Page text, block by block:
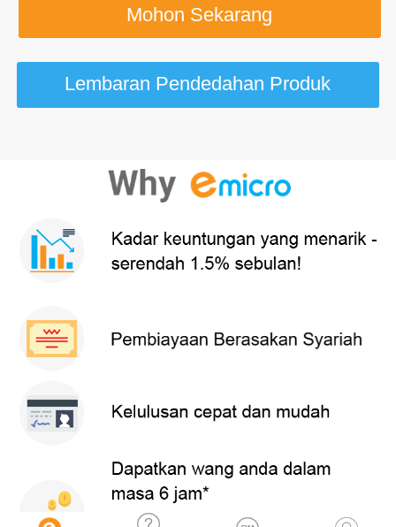
Mohon Sekarang
Lembaran Pendedahan Produk